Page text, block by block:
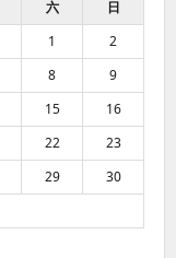
六
日
1
2
8
9
15
16
22
23
29
30